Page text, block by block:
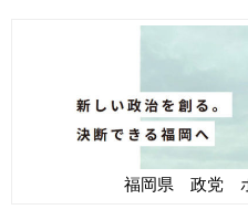
福岡県 政党